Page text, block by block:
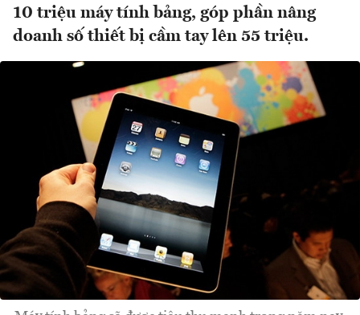
10 triệu máy tính bảng, góp phần nâng
doanh số thiết bị cầm tay lên 55 triệu.